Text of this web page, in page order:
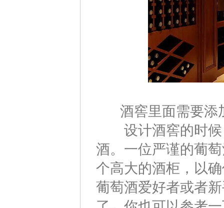
酒窖里面需要添
设计酒窖的时候
酒。一位严谨的葡
个高大的酒柜，以
葡萄酒爱好者或者